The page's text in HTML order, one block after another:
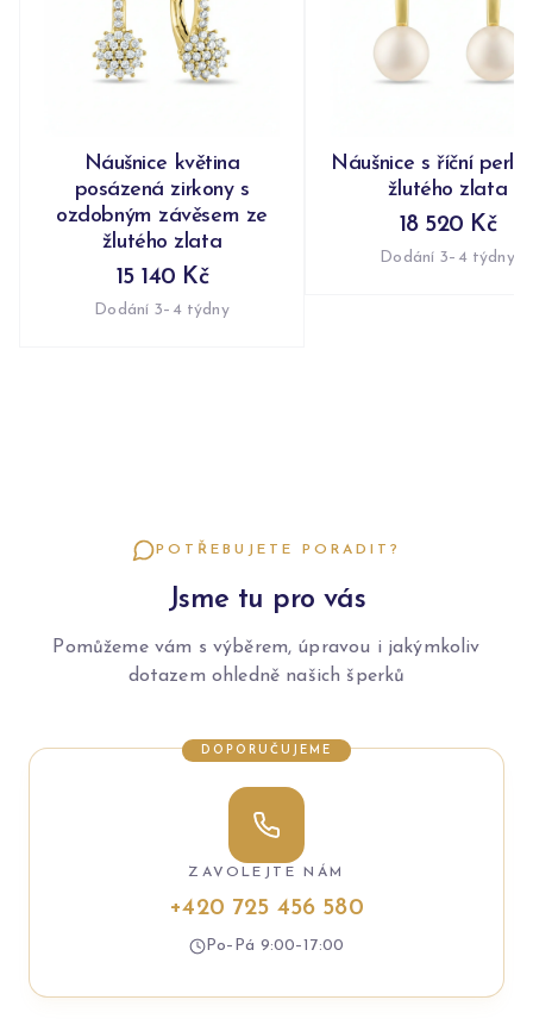
Náušnice květina
posázená zirkony s
ozdobným závěsem ze
žlutého zlata
15 140 Kč
Dodání 3–4 týdny
Náušnice s říční
žlutého zlata
18 520 Kč
Dodání 3–4 týdny
POTŘEBUJETE PORADIT?
Jsme tu pro vás
Pomůžeme vám s výběrem, úpravou i jakýmkoliv
dotazem ohledně našich šperků
DOPORUČUJEME
ZAVOLEJTE NÁM
+420 725 456 580
Po–Pá 9:00–17:00